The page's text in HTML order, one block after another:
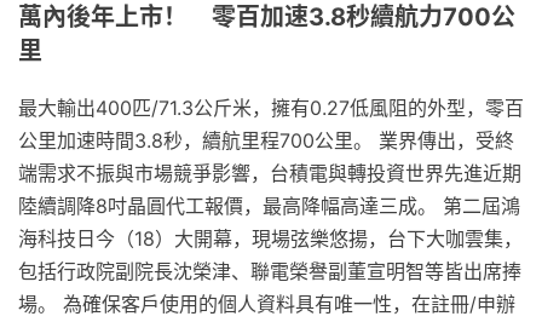
萬內後年上市！ 零百加速3.8秒續航力700公
里
最大輸出400匹/71.3公斤米，擁有0.27低風阻的外型，零百
公里加速時間3.8秒，續航里程700公里。 業界傳出，受終
端需求不振與市場競爭影響，台積電與轉投資世界先進近期
陸續調降8吋晶圓代工報價，最高降幅高達三成。 第二屆鴻
海科技日今（18）大開幕，現場弦樂悠揚，台下大咖雲集，
包括行政院副院長沈榮津、聯電榮譽副董宣明智等皆出席捧
場。 為確保客戶使用的個人資料具有唯一性，在註冊/申辦